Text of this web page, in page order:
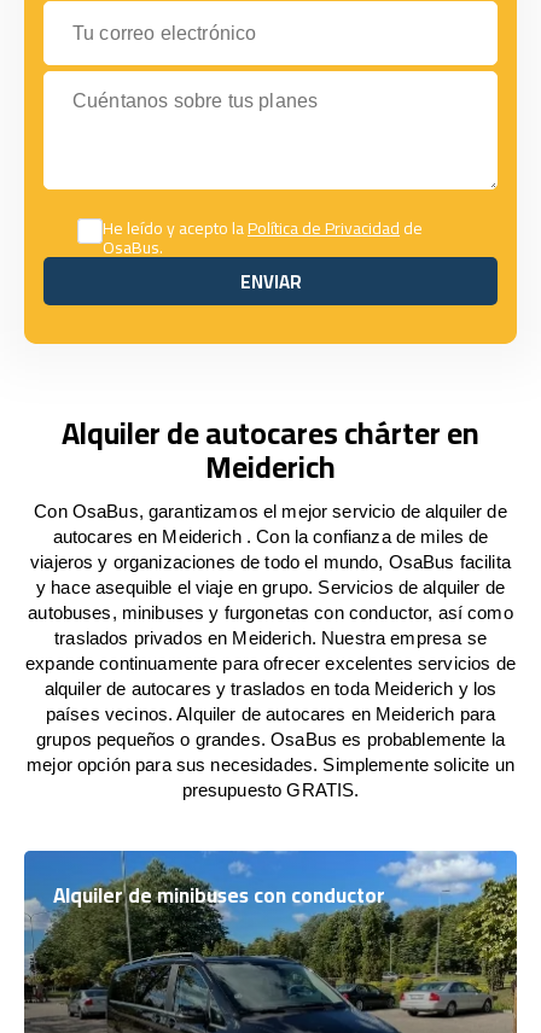
Tu correo electrónico
Cuéntanos sobre tus planes
He leído y acepto laPolítica de Privacidadde
OsaBus.
ENVIAR
ENVIAR
Alquiler de autocares chárter en
Meiderich
Con OsaBus, garantizamos el mejor servicio de alquiler de
autocares en Meiderich . Con la confianza de miles de
viajeros y organizaciones de todo el mundo, OsaBus facilita
y hace asequible el viaje en grupo. Servicios de alquiler de
autobuses, minibuses y furgonetas con conductor, así como
traslados privados en Meiderich. Nuestra empresa se
expande continuamente para ofrecer excelentes servicios de
alquiler de autocares y traslados en toda Meiderich y los
países vecinos. Alquiler de autocares en Meiderich para
grupos pequeños o grandes. OsaBus es probablemente la
mejor opción para sus necesidades. Simplemente solicite un
presupuesto GRATIS.
Alquiler de minibuses con conductor